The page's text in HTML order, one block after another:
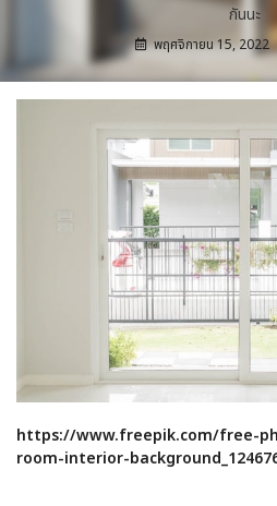
กันนะ
พฤศจิกายน 15, 2022
https://www.freepik.com/free-
room-interior-